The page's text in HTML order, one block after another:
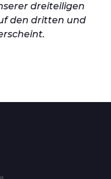
dreiteiligen
den dritten und